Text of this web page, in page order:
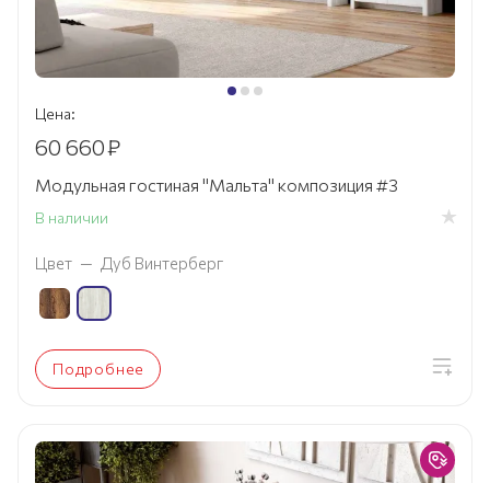
Цена:
60 660₽
Модульная гостиная "Мальта" композиция #3
В наличии
Цвет — Дуб Винтерберг
Подробнее